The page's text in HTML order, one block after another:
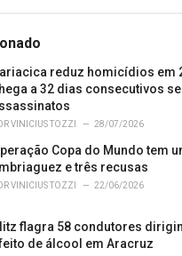
reduz homicídios em
a 32 dias consecutivos
VINICIUS TOZZI 28/07/2026
Copa do Mundo tem
e três recusas
VINICIUS TOZZI 22/06/2026
flagra 58 condutores
de álcool em Aracruz